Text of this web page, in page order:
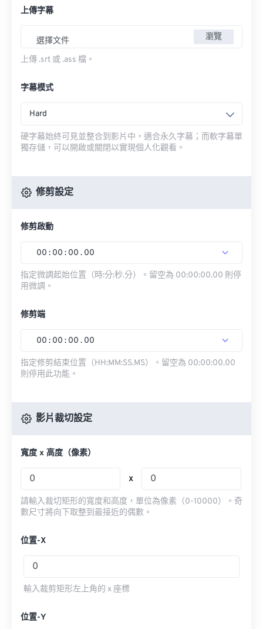
上傳字幕
選擇文件 瀏覽
上傳 .srt 或 .ass 檔。
字幕模式
Hard
硬字幕始終可見並整合到影片中，適合永久字幕；而軟字幕單
獨存儲，可以開啟或關閉以實現個人化觀看。
修剪設定
修剪啟動
00 : 00 : 00 . 00
指定微調起始位置（時:分:秒.分）。留空為 00:00:00.00 則停
用微調。
修剪端
00 : 00 : 00 . 00
指定修剪結束位置（HH:MM:SS.MS）。留空為 00:00:00.00
則停用此功能。
影片裁切設定
寬度 x 高度（像素）
x
請輸入裁切矩形的寬度和高度，單位為像素（0-10000）。奇
數尺寸將向下取整到最接近的偶數。
位置-X
輸入裁剪矩形左上角的 x 座標
位置-Y